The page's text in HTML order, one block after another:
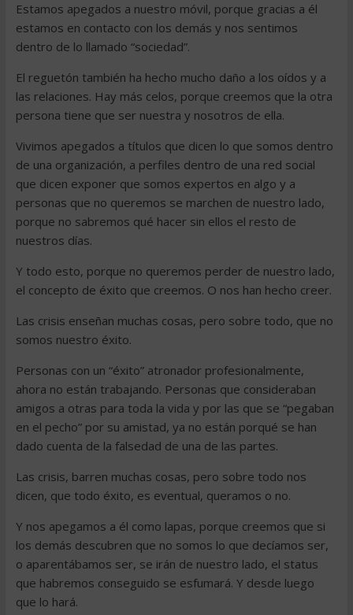
Estamos apegados a nuestro móvil, porque gracias a él
estamos en contacto con los demás y nos sentimos
dentro de lo llamado “sociedad”.
El reguetón también ha hecho mucho daño a los oídos y a
las relaciones. Hay más celos, porque creemos que la otra
persona tiene que ser nuestra y nosotros de ella.
Vivimos apegados a títulos que dicen lo que somos dentro
de una organización, a perfiles dentro de una red social
que dicen exponer que somos expertos en algo y a
personas que no queremos se marchen de nuestro lado,
porque no sabremos qué hacer sin ellos el resto de
nuestros días.
Y todo esto, porque no queremos perder de nuestro lado,
el concepto de éxito que creemos. O nos han hecho creer.
Las crisis enseñan muchas cosas, pero sobre todo, que no
somos nuestro éxito.
Personas con un “éxito” atronador profesionalmente,
ahora no están trabajando. Personas que consideraban
amigos a otras para toda la vida y por las que se “pegaban
en el pecho” por su amistad, ya no están porqué se han
dado cuenta de la falsedad de una de las partes.
Las crisis, barren muchas cosas, pero sobre todo nos
dicen, que todo éxito, es eventual, queramos o no.
Y nos apegamos a él como lapas, porque creemos que si
los demás descubren que no somos lo que decíamos ser,
o aparentábamos ser, se irán de nuestro lado, el status
que habremos conseguido se esfumará. Y desde luego
que lo hará.